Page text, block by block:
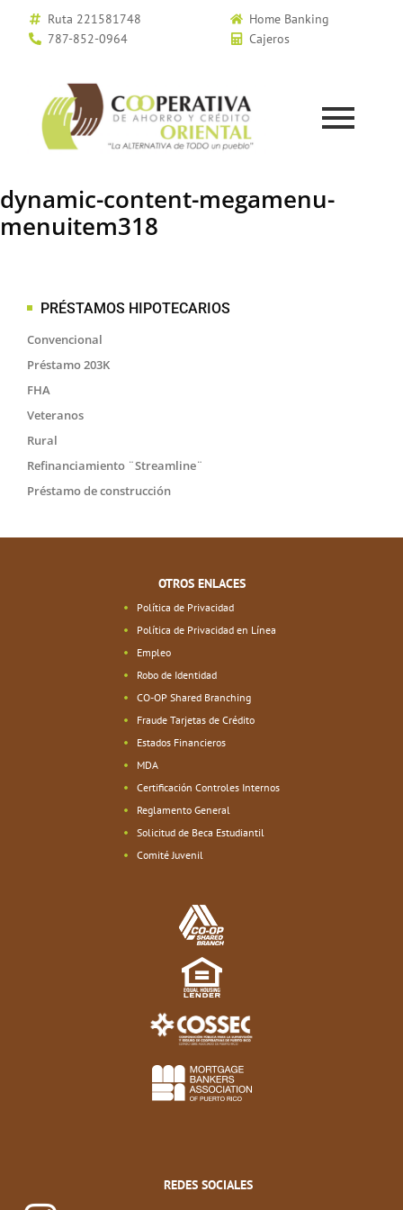
Ruta 221581748
787-852-0964
Home Banking
Cajeros
dynamic-content-megamenu-
menuitem318
PRÉSTAMOS HIPOTECARIOS
Convencional
Préstamo 203K
FHA
Veteranos
Rural
Refinanciamiento ¨Streamline¨
Préstamo de construcción
OTROS ENLACES
Política de Privacidad
Política de Privacidad en Línea
Empleo
Robo de Identidad
CO-OP Shared Branching
Fraude Tarjetas de Crédito
Estados Financieros
MDA
Certificación Controles Internos
Reglamento General
Solicitud de Beca Estudiantil
Comité Juvenil
REDES SOCIALES